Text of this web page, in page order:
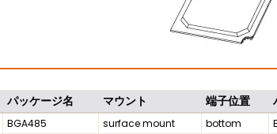
パッケージ名 マウント 端子位置
BGA485 surface mount bottom